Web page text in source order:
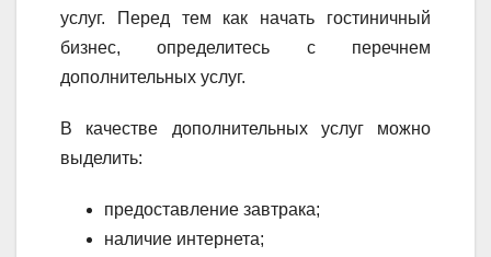
услуг. Перед тем как начать гостиничный
бизнес, определитесь с перечнем
дополнительных услуг.
В качестве дополнительных услуг можно
выделить:
предоставление завтрака;
наличие интернета;